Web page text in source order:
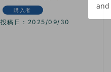
購入者
投稿日 2025/09/30